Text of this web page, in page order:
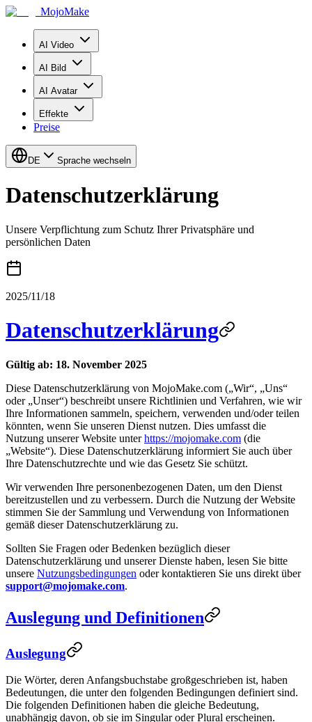
MojoMake
AI Video
AI Bild
AI Avatar
Effekte
Preise
DE Sprache wechseln
Datenschutzerklärung
Unsere Verpflichtung zum Schutz Ihrer Privatsphäre und
persönlichen Daten
2025/11/18
Datenschutzerklärung
Gültig ab: 18. November 2025
Diese Datenschutzerklärung von MojoMake.com („Wir“, „Uns“
oder „Unser“) beschreibt unsere Richtlinien und Verfahren, wie wir
Ihre Informationen sammeln, speichern, verwenden und/oder teilen
könnten, wenn Sie unseren Dienst nutzen. Dies umfasst die
Nutzung unserer Website unterhttps://mojomake.com (die
„Website“). Diese Datenschutzerklärung informiert Sie auch über
Ihre Datenschutzrechte und wie das Gesetz Sie schützt.
Wir verwenden Ihre personenbezogenen Daten, um den Dienst
bereitzustellen und zu verbessern. Durch die Nutzung der Website
stimmen Sie der Sammlung und Verwendung von Informationen
gemäß dieser Datenschutzerklärung zu.
Sollten Sie Fragen oder Bedenken bezüglich dieser
Datenschutzerklärung und unserer Dienste haben, lesen Sie bitte
unsere Nutzungsbedingungen oder kontaktieren Sie uns direkt über
support@mojomake.com.
Auslegung und Definitionen
Auslegung
Die Wörter, deren Anfangsbuchstabe großgeschrieben ist, haben
Bedeutungen, die unter den folgenden Bedingungen definiert sind.
Die folgenden Definitionen haben die gleiche Bedeutung,
unabhängig davon, ob sie im Singular oder Plural erscheinen.